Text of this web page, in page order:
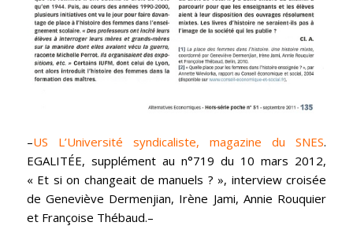
–US L’Université syndicaliste, magazine du SNES.
EGALITÉE, supplément au n°719 du 10 mars 2012,
« Et si on changeait de manuels ? », interview croisée
de Geneviève Dermenjian, Irène Jami, Annie Rouquier
et Françoise Thébaud.–